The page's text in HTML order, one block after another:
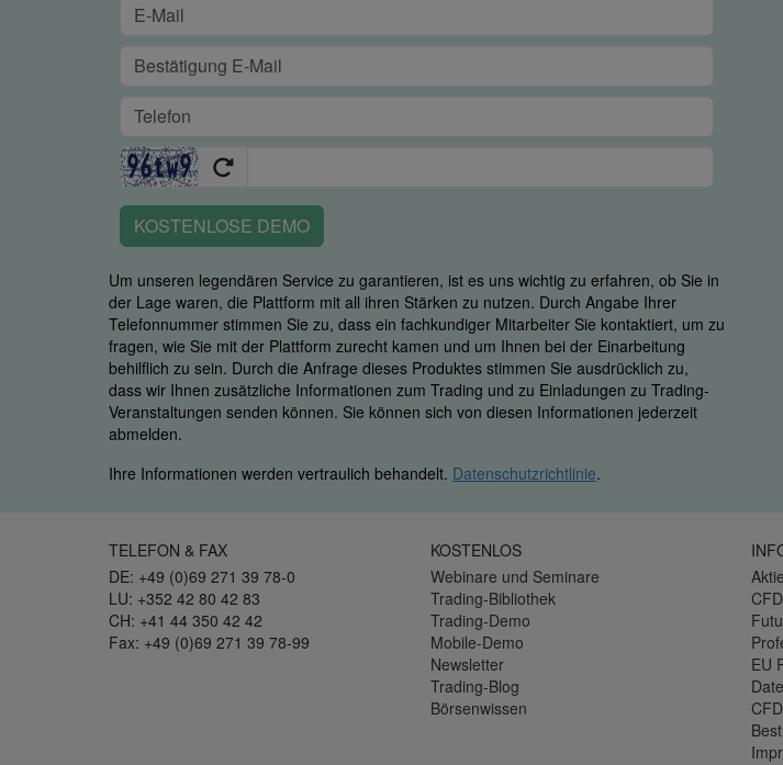
KOSTENLOSE DEMO
Um unseren legendären Service zu garantieren, ist es uns wichtig zu erfahren, ob Sie in
der Lage waren, die Plattform mit all ihren Stärken zu nutzen. Durch Angabe Ihrer
Telefonnummer stimmen Sie zu, dass ein fachkundiger Mitarbeiter Sie kontaktiert, um zu
fragen, wie Sie mit der Plattform zurecht kamen und um Ihnen bei der Einarbeitung
behilflich zu sein. Durch die Anfrage dieses Produktes stimmen Sie ausdrücklich zu,
dass wir Ihnen zusätzliche Informationen zum Trading und zu Einladungen zu Trading-
Veranstaltungen senden können. Sie können sich von diesen Informationen jederzeit
abmelden.
Ihre Informationen werden vertraulich behandelt. Datenschutzrichtlinie.
TELEFON & FAX
DE: +49 (0)69 271 39 78-0
LU: +352 42 80 42 83
CH: +41 44 350 42 42
Fax: +49 (0)69 271 39 78-99
KOSTENLOS
Webinare und Seminare
Trading-Bibliothek
Trading-Demo
Mobile-Demo
Newsletter
Trading-Blog
Börsenwissen
EU